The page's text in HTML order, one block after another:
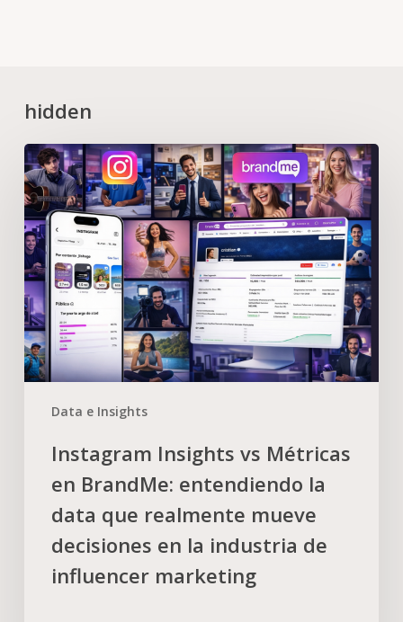
hidden
Data e Insights
Instagram Insights vs Métricas
en BrandMe: entendiendo la
data que realmente mueve
decisiones en la industria de
influencer marketing